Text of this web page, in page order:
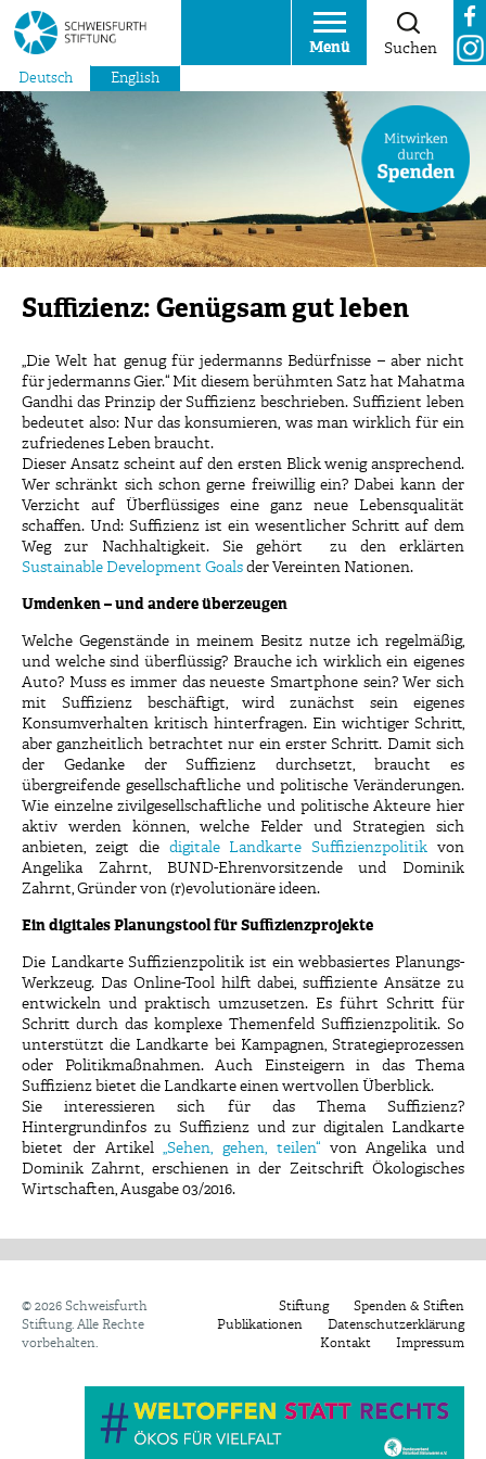
Menü Suchen
Deutsch English
Suffizienz: Genügsam gut leben
„Die Welt hat genug für jedermanns Bedürfnisse – aber nicht
für jedermanns Gier.“ Mit diesem berühmten Satz hat Mahatma
Gandhi das Prinzip der Suffizienz beschrieben. Suffizient leben
bedeutet also: Nur das konsumieren, was man wirklich für ein
zufriedenes Leben braucht.
Dieser Ansatz scheint auf den ersten Blick wenig ansprechend.
Wer schränkt sich schon gerne freiwillig ein? Dabei kann der
Verzicht auf Überflüssiges eine ganz neue Lebensqualität
schaffen. Und: Suffizienz ist ein wesentlicher Schritt auf dem
Weg zur Nachhaltigkeit. Sie gehört zu den erklärten
Sustainable Development Goals der Vereinten Nationen.
Umdenken – und andere überzeugen
Welche Gegenstände in meinem Besitz nutze ich regelmäßig,
und welche sind überflüssig? Brauche ich wirklich ein eigenes
Auto? Muss es immer das neueste Smartphone sein? Wer sich
mit Suffizienz beschäftigt, wird zunächst sein eigenes
Konsumverhalten kritisch hinterfragen. Ein wichtiger Schritt,
aber ganzheitlich betrachtet nur ein erster Schritt. Damit sich
der Gedanke der Suffizienz durchsetzt, braucht es
übergreifende gesellschaftliche und politische Veränderungen.
Wie einzelne zivilgesellschaftliche und politische Akteure hier
aktiv werden können, welche Felder und Strategien sich
anbieten, zeigt die digitale Landkarte Suffizienzpolitik von
Angelika Zahrnt, BUND-Ehrenvorsitzende und Dominik
Zahrnt, Gründer von (r)evolutionäre ideen.
Ein digitales Planungstool für Suffizienzprojekte
Die Landkarte Suffizienzpolitik ist ein webbasiertes Planungs-
Werkzeug. Das Online-Tool hilft dabei, suffiziente Ansätze zu
entwickeln und praktisch umzusetzen. Es führt Schritt für
Schritt durch das komplexe Themenfeld Suffizienzpolitik. So
unterstützt die Landkarte bei Kampagnen, Strategieprozessen
oder Politikmaßnahmen. Auch Einsteigern in das Thema
Suffizienz bietet die Landkarte einen wertvollen Überblick.
Sie interessieren sich für das Thema Suffizienz?
Hintergrundinfos zu Suffizienz und zur digitalen Landkarte
bietet der Artikel
„Sehen, gehen, teilen“von Angelika und
Dominik Zahrnt, erschienen in der Zeitschrift Ökologisches
Wirtschaften, Ausgabe 03/2016.
© 2026 Schweisfurth
Stiftung. Alle Rechte
vorbehalten.
Stiftung
Spenden & Stiften
Publikationen
Datenschutzerklärung
Kontakt
Impressum